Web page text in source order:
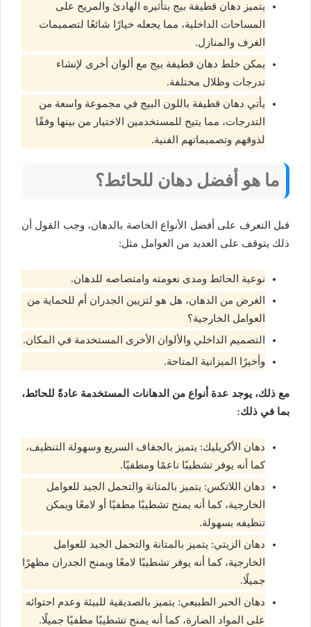
يتميز دهان قطيفة بيج بتأثيره الهادئ والمريح على
المساحات الداخلية، مما يجعله خيارًا شائعًا لتصميمات
الغرف والمنازل.
يمكن خلط دهان قطيفة بيج مع ألوان أخرى لإنشاء
تدرجات وظلال مختلفة.
يأتي دهان قطيفة باللون البيج في مجموعة واسعة من
التدرجات، مما يتيح للمستخدمين الاختيار من بينها وفقًا
لذوقهم وتصميماتهم الفنية.
ما هو أفضل دهان للحائط؟
قبل التعرف على أفضل الأنواع الخاصة بالدهان، وجب القول أن
ذلك يتوقف على العديد من العوامل مثل:
نوعية الحائط ومدى نعومته وامتصاصه للدهان.
الغرض من الدهان، هل هو لتزيين الجدران أم للحماية من
العوامل الخارجية؟
التصميم الداخلي والألوان الأخرى المستخدمة في المكان.
وأخيرًا الميزانية المتاحة.
مع ذلك، يوجد عدة أنواع من الدهانات المستخدمة عادةً للحائط،
بما في ذلك:
دهان الأكريليك: يتميز بالجفاف السريع وسهولة التنظيف،
كما أنه يوفر تشطيبًا ناعمًا ومطفيًا.
دهان اللاتكس: يتميز بالمتانة والتحمل الجيد للعوامل
الخارجية، كما أنه يمنح تشطيبًا مطفيًا أو لامعًا ويمكن
تنظيفه بسهولة.
دهان الزيتي: يتميز بالمتانة والتحمل الجيد للعوامل
الخارجية، كما أنه يوفر تشطيبًا لامعًا ويمنح الجدران مظهرًا
جميلًا.
دهان الحبر الطبيعي: يتميز بالصديقية للبيئة وعدم احتوائه
على المواد الضارة، كما أنه يمنح تشطيبًا مطفيًا جميلًا.